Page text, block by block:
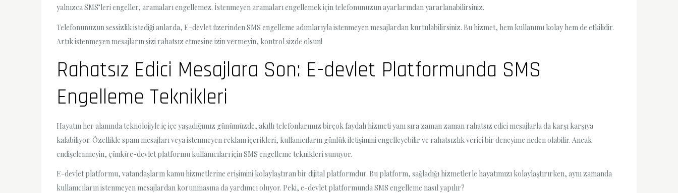
yalnızca SMS’leri engeller, aramaları engellemez. İstenmeyen aramaları engellemek için telefonunuzun ayarlarından yararlanabilirsiniz.
Telefonunuzun sessizlik istediği anlarda, E-devlet üzerinden SMS engelleme adımlarıyla istenmeyen mesajlardan kurtulabilirsiniz. Bu hizmet, hem kullanımı kolay hem de etkilidir.
Artık istenmeyen mesajların sizi rahatsız etmesine izin vermeyin, kontrol sizde olsun!
Rahatsız Edici Mesajlara Son: E-devlet Platformunda SMS
Engelleme Teknikleri
Hayatın her alanında teknolojiyle iç içe yaşadığımız günümüzde, akıllı telefonlarımız birçok faydalı hizmeti yanı sıra zaman zaman rahatsız edici mesajlarla da karşı karşıya
kalabiliyor. Özellikle spam mesajları veya istenmeyen reklam içerikleri, kullanıcıların günlük iletişimini engelleyebilir ve rahatsızlık verici bir deneyime neden olabilir. Ancak
endişelenmeyin, çünkü e-devlet platformu kullanıcıları için SMS engelleme teknikleri sunuyor.
E-devlet platformu, vatandaşların kamu hizmetlerine erişimini kolaylaştıran bir dijital platformdur. Bu platform, sağladığı hizmetlerle hayatımızı kolaylaştırırken, aynı zamanda
kullanıcıların istenmeyen mesajlardan korunmasına da yardımcı oluyor. Peki, e-devlet platformunda SMS engelleme nasıl yapılır?